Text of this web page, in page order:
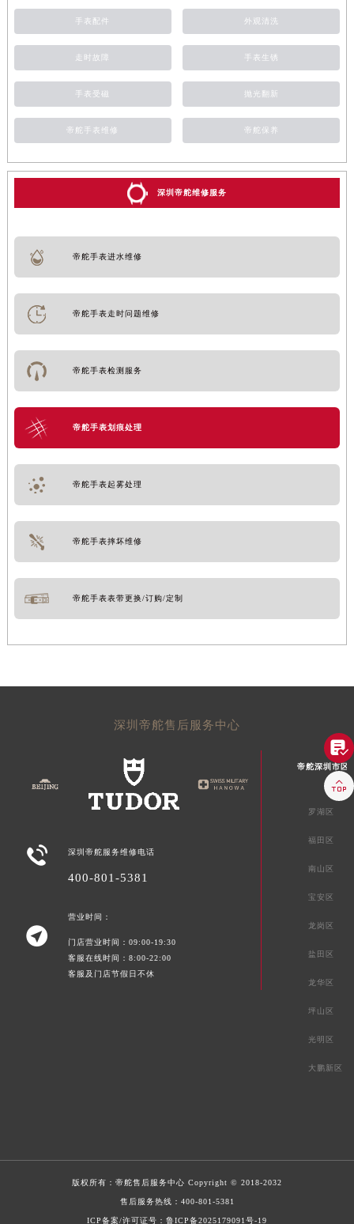
手表配件 外观清洗
走时故障 手表生锈
手表受磁 抛光翻新
帝舵手表维修 帝舵保养
深圳帝舵维修服务
帝舵手表进水维修
帝舵手表走时问题维修
帝舵手表检测服务
帝舵手表划痕处理
帝舵手表起雾处理
帝舵手表摔坏维修
帝舵手表表带更换/订购/定制
深圳帝舵售后服务中心
 深圳帝舵服务维修电话
400-801-5381

营业时间：
门店营业时间：09:00-19:30
客服在线时间：8:00-22:00
客服及门店节假日不休
帝舵深圳市区
罗湖区
福田区
南山区
宝安区
龙岗区
盐田区
龙华区
坪山区
光明区
大鹏新区
版权所有： 帝舵售后服务中心 Copyright © 2018-2032
售后服务热线： 400-801-5381
ICP备案/许可证号：鲁ICP备2025179091号-19

